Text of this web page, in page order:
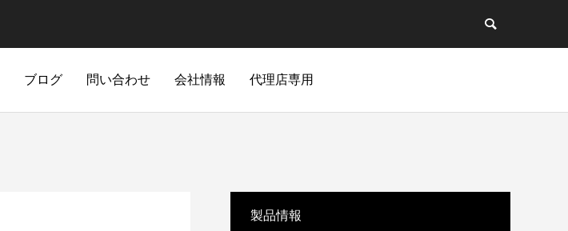
ブログ 問い合わせ 会社情報 代理店専用
製品情報